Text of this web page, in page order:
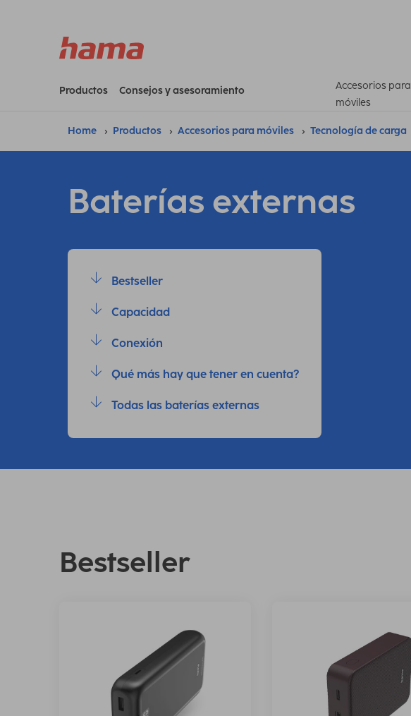
Productos Consejos y asesoramiento
Accesorios para
móviles
Home Productos Accesorios para móviles Tecnología de carga
Baterías externas
Bestseller
Capacidad
Conexión
Qué más hay que tener en cuenta?
Todas las baterías externas
Bestseller